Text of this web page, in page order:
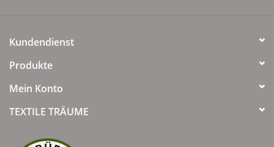
Kundendienst
Produkte
Mein Konto
TEXTILE TRÄUME